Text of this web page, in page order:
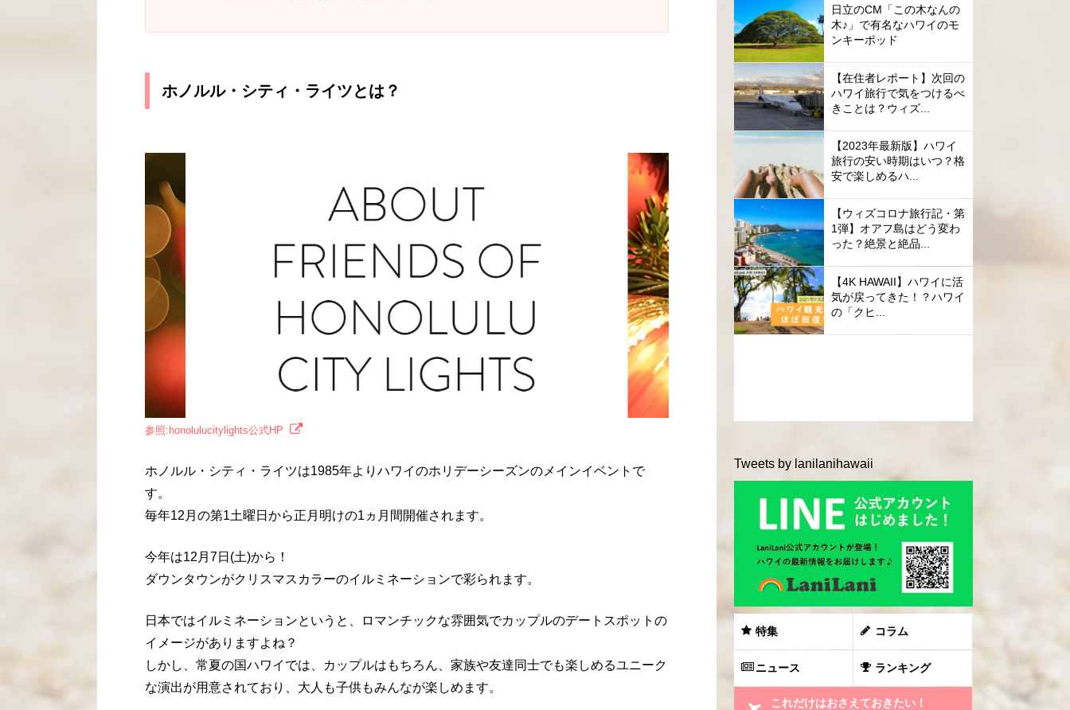
ホノルル・シティ・ライツとは？
参照:honolulucitylights公式HP
ホノルル・シティ・ライツは1985年よりハワイのホリデーシーズンのメインイベントで
す。
毎年12月の第1土曜日から正月明けの1ヵ月間開催されます。
今年は12月7日(土)から！
ダウンタウンがクリスマスカラーのイルミネーションで彩られます。
日本ではイルミネーションというと、ロマンチックな雰囲気でカップルのデートスポットの
イメージがありますよね？
しかし、常夏の国ハワイでは、カップルはもちろん、家族や友達同士でも楽しめるユニーク
な演出が用意されており、大人も子供もみんなが楽しめます。
日立のCM「この木なんの
木♪」で有名なハワイのモ
ンキーポッド
【在住者レポート】次回の
ハワイ旅行で気をつけるべ
きことは？ウィズ...
【2023年最新版】ハワイ
旅行の安い時期はいつ？格
安で楽しめるハ...
【ウィズコロナ旅行記・第
1弾】オアフ島はどう変わ
った？絶景と絶品...
【4K HAWAII】ハワイに活
気が戻ってきた！？ハワイ
の「クヒ...
Tweets by lanilanihawaii
特集 コラム
ニュース ランキング
これだけはおさえておきたい！